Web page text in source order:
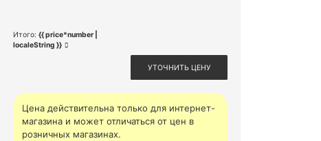
Итого: {{ price*number |
localeString }}
УТОЧНИТЬ ЦЕНУ
Цена действительна только для интернет-
магазина и может отличаться от цен в
розничных магазинах.